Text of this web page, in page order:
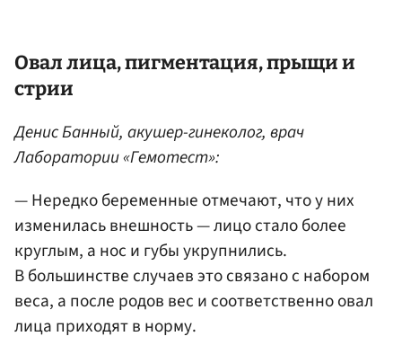
Овал лица, пигментация, прыщи и
стрии
Денис Банный, акушер-гинеколог, врач
Лаборатории «Гемотест»:
— Нередко беременные отмечают, что у них
изменилась внешность — лицо стало более
круглым, а нос и губы укрупнились.
В большинстве случаев это связано с набором
веса, а после родов вес и соответственно овал
лица приходят в норму.